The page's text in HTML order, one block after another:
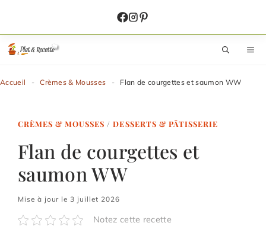
contenu
Accueil - Crèmes & Mousses - Flan de courgettes et saumon WW
CRÈMES & MOUSSES /DESSERTS & PÂTISSERIE
Flan de courgettes et
saumon WW
Mise à jour le 3 juillet 2026
Notez cette recette